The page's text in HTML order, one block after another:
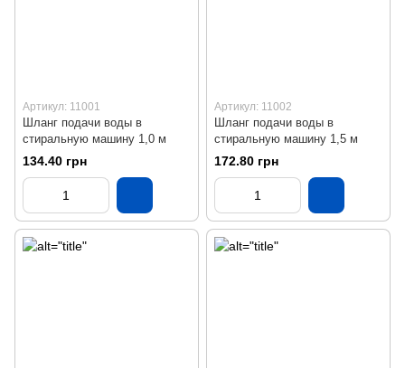
Артикул: 11001
Шланг подачи воды в
стиральную машину 1,0 м
134.40 грн
Артикул: 11002
Шланг подачи воды в
стиральную машину 1,5 м
172.80 грн